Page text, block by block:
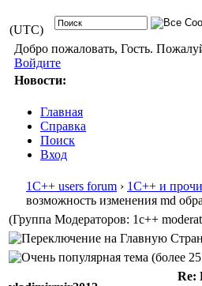
(UTC)
Добро пожаловать, Гость.
Войдите
Новости:
Главная
Справка
Поиск
Вход
1С++ users forum › 1С++ и
возможность изменения md
(Группа Модераторов: 1c++
Re: